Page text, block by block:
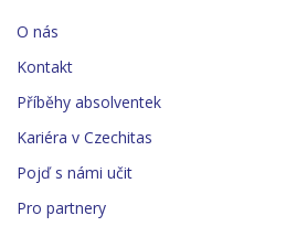
O nás
Kontakt
Příběhy absolventek
Kariéra v Czechitas
Pojď s námi učit
Pro partnery